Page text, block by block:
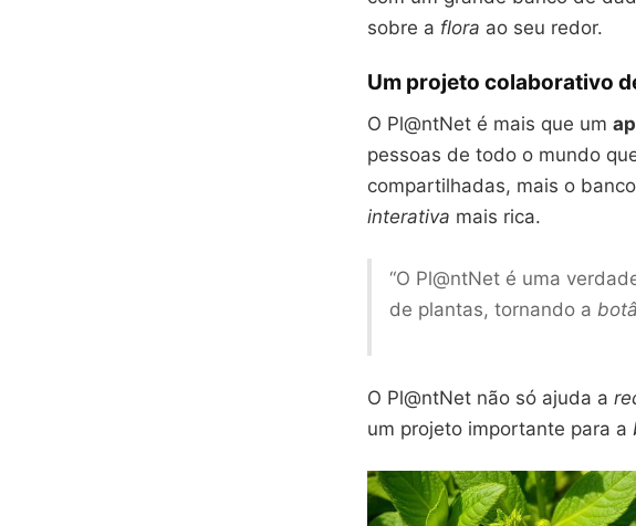
sobre a flora ao seu redor.
Um projeto colaborativo
O Pl@ntNet é mais que um
pessoas de todo o mundo
compartilhadas, mais o
interativa mais rica.
“O Pl@ntNet é uma
de plantas, tornando a
O Pl@ntNet não só ajuda a
um projeto importante para a